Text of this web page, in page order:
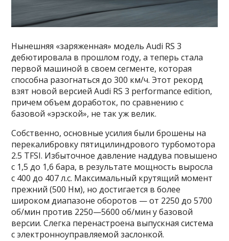
Нынешняя «заряженная» модель Audi RS 3
дебютировала в прошлом году, а теперь стала
первой машиной в своем сегменте, которая
способна разогнаться до 300 км/ч. Этот рекорд
взят новой версией Audi RS 3 performance edition,
причем объем доработок, по сравнению с
базовой «эрэской», не так уж велик.
Собственно, основные усилия были брошены на
перекалибровку пятицилиндрового турбомотора
2.5 TFSI. Избыточное давление наддува повышено
с 1,5 до 1,6 бара, в результате мощность выросла
с 400 до 407 л.с. Максимальный крутящий момент
прежний (500 Нм), но достигается в более
широком диапазоне оборотов — от 2250 до 5700
об/мин против 2250—5600 об/мин у базовой
версии. Слегка перенастроена выпускная система
с электронноуправляемой заслонкой.